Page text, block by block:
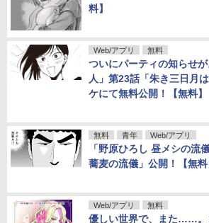
料】
Web/アプリ 無料
ついにパーティの知らせ
人」第23話「朱き三日月
ケにて無料公開！【無料】
無料 青年 Web/アプリ
「野原ひろし 昼メシの流
蕎麦の流儀」公開！【無料
Web/アプリ 無料
優しい世界で、また……。